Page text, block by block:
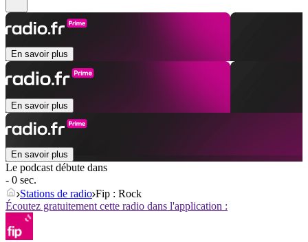
En savoir plus
En savoir plus
En savoir plus
Le podcast débute dans
- 0 sec.
Stations de radio Fip : Rock
Écoutez gratuitement cette radio dans l'application :